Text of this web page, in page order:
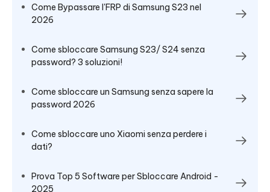
Come Bypassare l'FRP di Samsung S23 nel
2026
Come sbloccare Samsung S23/ S24 senza
password? 3 soluzioni!
Come sbloccare un Samsung senza sapere la
password 2026
Come sbloccare uno Xiaomi senza perdere i
dati?
Prova Top 5 Software per Sbloccare Android -
2025